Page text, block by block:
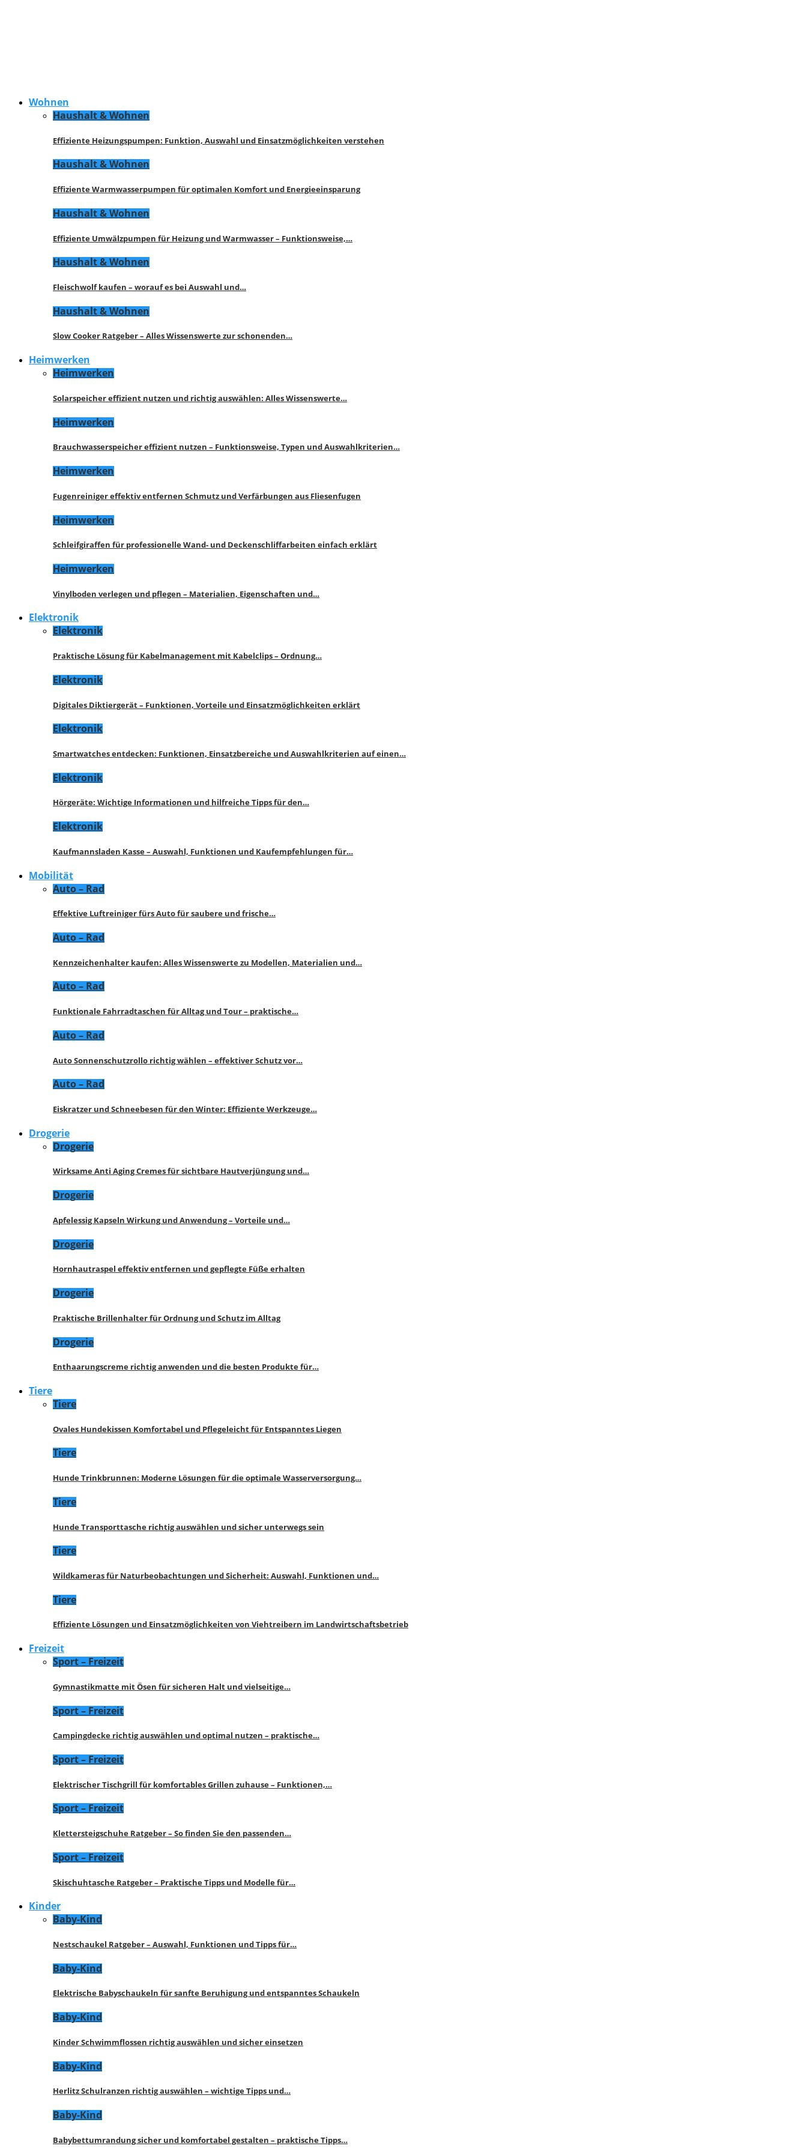
Wohnen
Haushalt & Wohnen
Effiziente Heizungspumpen: Funktion, Auswahl und Einsatzmöglichkeiten verstehen
Haushalt & Wohnen
Effiziente Warmwasserpumpen für optimalen Komfort und Energieeinsparung
Haushalt & Wohnen
Effiziente Umwälzpumpen für Heizung und Warmwasser – Funktionsweise,…
Haushalt & Wohnen
Fleischwolf kaufen – worauf es bei Auswahl und…
Haushalt & Wohnen
Slow Cooker Ratgeber – Alles Wissenswerte zur schonenden…
Heimwerken
Heimwerken
Solarspeicher effizient nutzen und richtig auswählen: Alles Wissenswerte…
Heimwerken
Brauchwasserspeicher effizient nutzen – Funktionsweise, Typen und Auswahlkriterien…
Heimwerken
Fugenreiniger effektiv entfernen Schmutz und Verfärbungen aus Fliesenfugen
Heimwerken
Schleifgiraffen für professionelle Wand- und Deckenschliffarbeiten einfach erklärt
Heimwerken
Vinylboden verlegen und pflegen – Materialien, Eigenschaften und…
Elektronik
Elektronik
Praktische Lösung für Kabelmanagement mit Kabelclips – Ordnung…
Elektronik
Digitales Diktiergerät – Funktionen, Vorteile und Einsatzmöglichkeiten erklärt
Elektronik
Smartwatches entdecken: Funktionen, Einsatzbereiche und Auswahlkriterien auf einen…
Elektronik
Hörgeräte: Wichtige Informationen und hilfreiche Tipps für den…
Elektronik
Kaufmannsladen Kasse – Auswahl, Funktionen und Kaufempfehlungen für…
Mobilität
Auto – Rad
Effektive Luftreiniger fürs Auto für saubere und frische…
Auto – Rad
Kennzeichenhalter kaufen: Alles Wissenswerte zu Modellen, Materialien und…
Auto – Rad
Funktionale Fahrradtaschen für Alltag und Tour – praktische…
Auto – Rad
Auto Sonnenschutzrollo richtig wählen – effektiver Schutz vor…
Auto – Rad
Eiskratzer und Schneebesen für den Winter: Effiziente Werkzeuge…
Drogerie
Drogerie
Wirksame Anti Aging Cremes für sichtbare Hautverjüngung und…
Drogerie
Apfelessig Kapseln Wirkung und Anwendung – Vorteile und…
Drogerie
Hornhautraspel effektiv entfernen und gepflegte Füße erhalten
Drogerie
Praktische Brillenhalter für Ordnung und Schutz im Alltag
Drogerie
Enthaarungscreme richtig anwenden und die besten Produkte für…
Tiere
Tiere
Ovales Hundekissen Komfortabel und Pflegeleicht für Entspanntes Liegen
Tiere
Hunde Trinkbrunnen: Moderne Lösungen für die optimale Wasserversorgung…
Tiere
Hunde Transporttasche richtig auswählen und sicher unterwegs sein
Tiere
Wildkameras für Naturbeobachtungen und Sicherheit: Auswahl, Funktionen und…
Tiere
Effiziente Lösungen und Einsatzmöglichkeiten von Viehtreibern im Landwirtschaftsbetrieb
Freizeit
Sport – Freizeit
Gymnastikmatte mit Ösen für sicheren Halt und vielseitige…
Sport – Freizeit
Campingdecke richtig auswählen und optimal nutzen – praktische…
Sport – Freizeit
Elektrischer Tischgrill für komfortables Grillen zuhause – Funktionen,…
Sport – Freizeit
Klettersteigschuhe Ratgeber – So finden Sie den passenden…
Sport – Freizeit
Skischuhtasche Ratgeber – Praktische Tipps und Modelle für…
Kinder
Baby-Kind
Nestschaukel Ratgeber – Auswahl, Funktionen und Tipps für…
Baby-Kind
Elektrische Babyschaukeln für sanfte Beruhigung und entspanntes Schaukeln
Baby-Kind
Kinder Schwimmflossen richtig auswählen und sicher einsetzen
Baby-Kind
Herlitz Schulranzen richtig auswählen – wichtige Tipps und…
Baby-Kind
Babybettumrandung sicher und komfortabel gestalten – praktische Tipps…